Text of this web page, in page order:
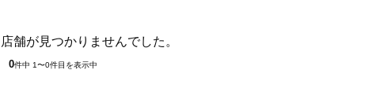
店舗が見つかりませんでした。
0件中 1〜0件目を表示中